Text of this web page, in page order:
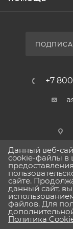
открытой
надёжный
себе стильный
гарантируя
долгие годы.
+7
Данный веб-
cookie-файлы в
сайте.
данный сайт,
файлов. Для
Политика